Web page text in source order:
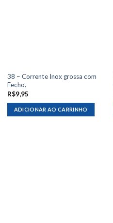
38 – Corrente Inox grossa com
Fecho.
R$9,95
ADICIONAR AO CARRINHO